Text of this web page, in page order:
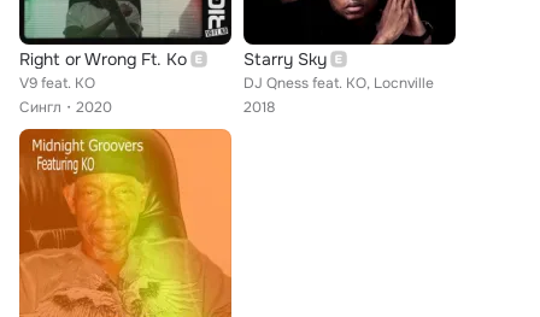
Right or Wrong Ft. Ko
V9 feat. KO
Сингл
2020
Starry Sky
DJ Qness feat. KO, Locnville
2018